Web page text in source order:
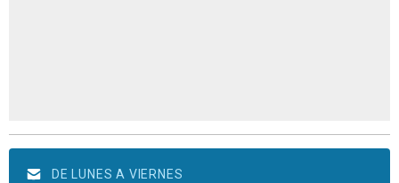
DE LUNES A VIERNES